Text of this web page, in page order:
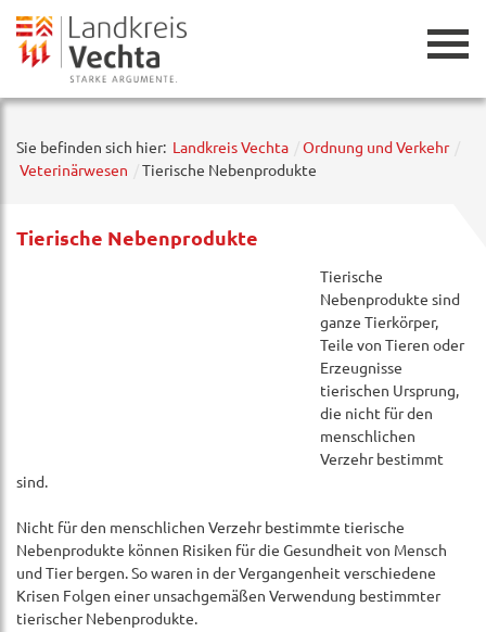
Sie befinden sich hier: Landkreis Vechta
Ordnung und Verkehr
Veterinärwesen
Tierische Nebenprodukte
Tierische Nebenprodukte
Tierische
Nebenprodukte sind
ganze Tierkörper,
Teile von Tieren oder
Erzeugnisse
tierischen Ursprung,
die nicht für den
menschlichen
Verzehr bestimmt
sind.
Nicht für den menschlichen Verzehr bestimmte tierische
Nebenprodukte können Risiken für die Gesundheit von Mensch
und Tier bergen. So waren in der Vergangenheit verschiedene
Krisen Folgen einer unsachgemäßen Verwendung bestimmter
tierischer Nebenprodukte.